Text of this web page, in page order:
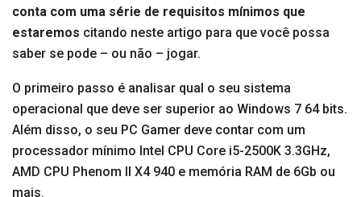
conta com uma série de requisitos mínimos que
estaremos citando neste artigo para que você possa
saber se pode – ou não – jogar.
O primeiro passo é analisar qual o seu sistema
operacional que deve ser superior ao Windows 7 64 bits.
Além disso, o seu PC Gamer deve contar com um
processador mínimo Intel CPU Core i5-2500K 3.3GHz,
AMD CPU Phenom II X4 940 e memória RAM de 6Gb ou
mais.